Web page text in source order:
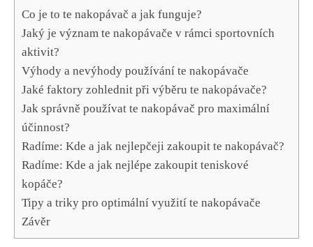
Co je to te nakopávač a jak funguje?
Jaký ⁣je význam te nakopávače v rámci sportovních
‌aktivit?
Výhody​ a ​nevýhody používání ‍te nakopávače
Jaké ⁣faktory zohlednit při výběru te nakopávače?
Jak⁣ správně používat te nakopávač pro maximální
účinnost?
Radíme: ‍Kde a jak nejlepčeji zakoupit te ‌nakopávač?
Radíme: Kde a jak nejlépe zakoupit teniskové
kopáče?
Tipy a triky pro optimální využití te nakopávače
Závěr